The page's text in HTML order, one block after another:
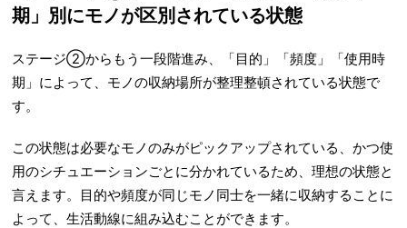
期」別にモノが区別されている状態
ステージ②からもう一段階進み、「目的」「頻度」「使用時
期」によって、モノの収納場所が整理整頓されている状態で
す。
この状態は必要なモノのみがピックアップされている、かつ使
用のシチュエーションごとに分かれているため、理想の状態と
言えます。目的や頻度が同じモノ同士を一緒に収納することに
よって、生活動線に組み込むことができます。